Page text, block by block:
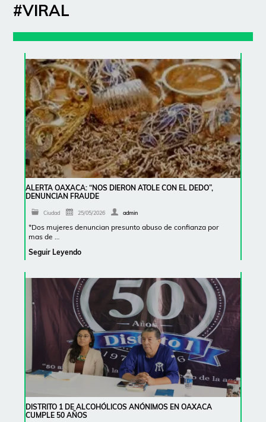
#VIRAL
ALERTA OAXACA: “NOS DIERON ATOLE CON EL DEDO”,
DENUNCIAN FRAUDE
Ciudad 25/05/2026 admin
*Dos mujeres denuncian presunto abuso de confianza por
mas de …
Seguir Leyendo
DISTRITO 1 DE ALCOHÓLICOS ANÓNIMOS EN OAXACA
CUMPLE 50 AÑOS